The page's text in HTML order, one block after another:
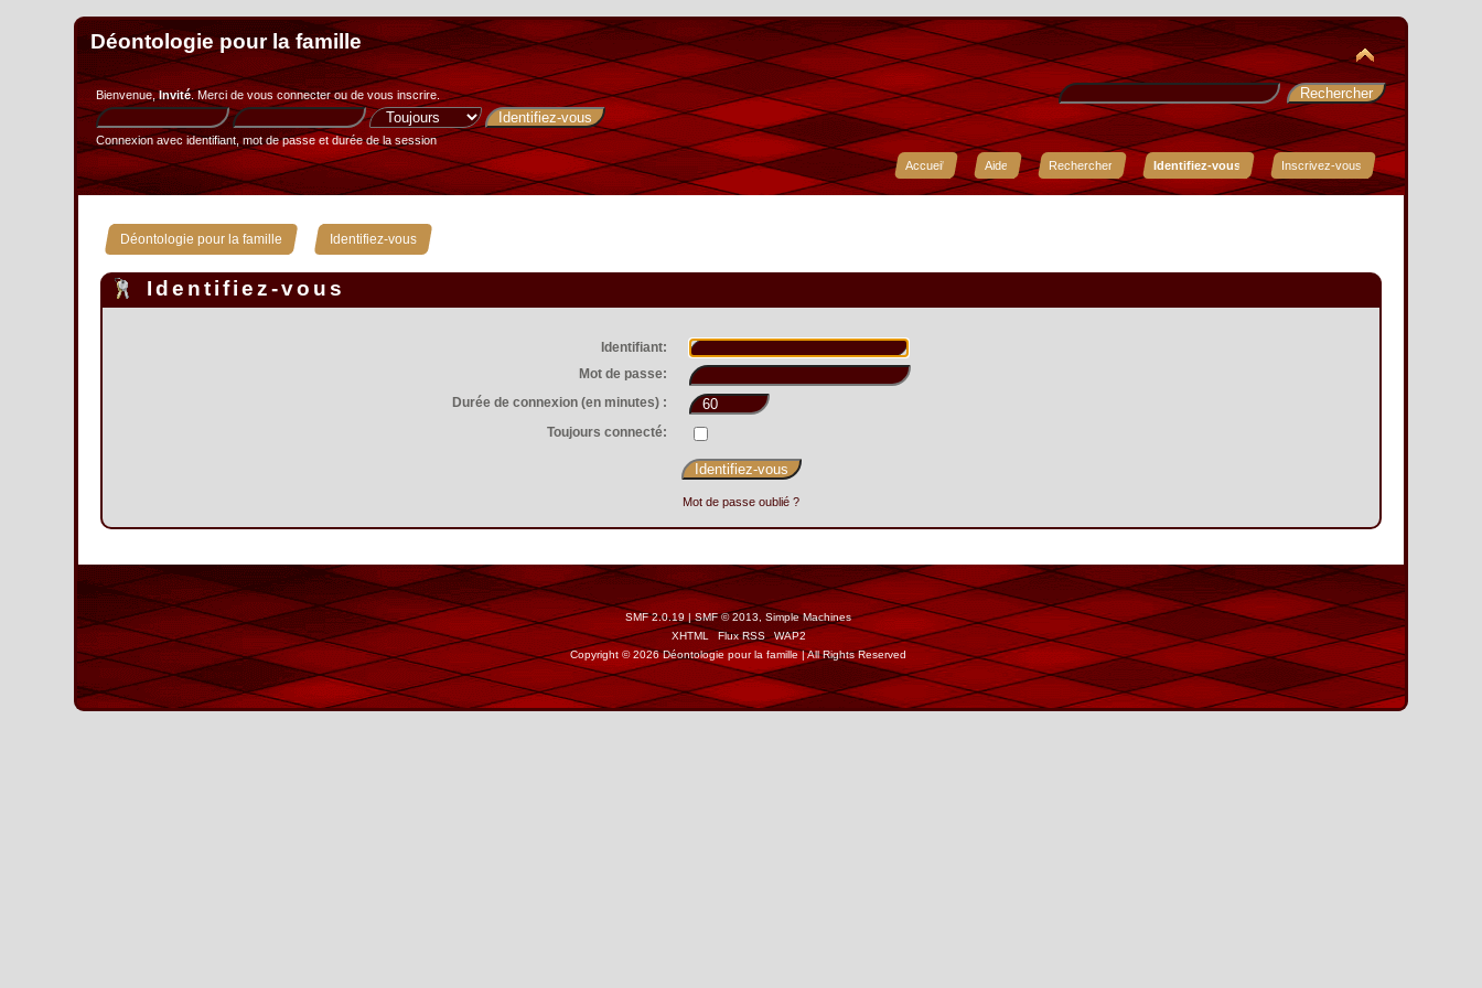
Déontologie pour la famille
Bienvenue,Invité. Merci devous connecterou devous inscrire.
Connexion avec identifiant, mot de passe et durée de la session
Accueil
Aide Rechercher Identifiez-vous Inscrivez-vous
Déontologie pour la famille » Identifiez-vous
Identifiez-vous
Identifiant:
Mot de passe:
Durée de connexion (en minutes) :
Toujours connecté:
Mot de passe oublié ?
SMF 2.0.19 | SMF © 2013
Simple Machines
XHTML
Flux RSS
WAP2
Copyright © 2026 Déontologie pour la famille | All Rights Reserved